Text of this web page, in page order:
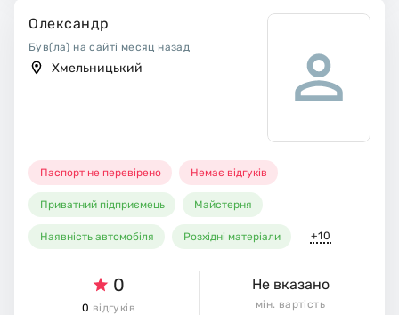
Олександр
Був(ла) на сайті месяц назад
Хмельницький
Паспорт не перевірено Немає відгуків
Приватний підприємець Майстерня
Наявність автомобіля Розхідні матеріали +10
0
0 відгуків
Не вказано
мін. вартість